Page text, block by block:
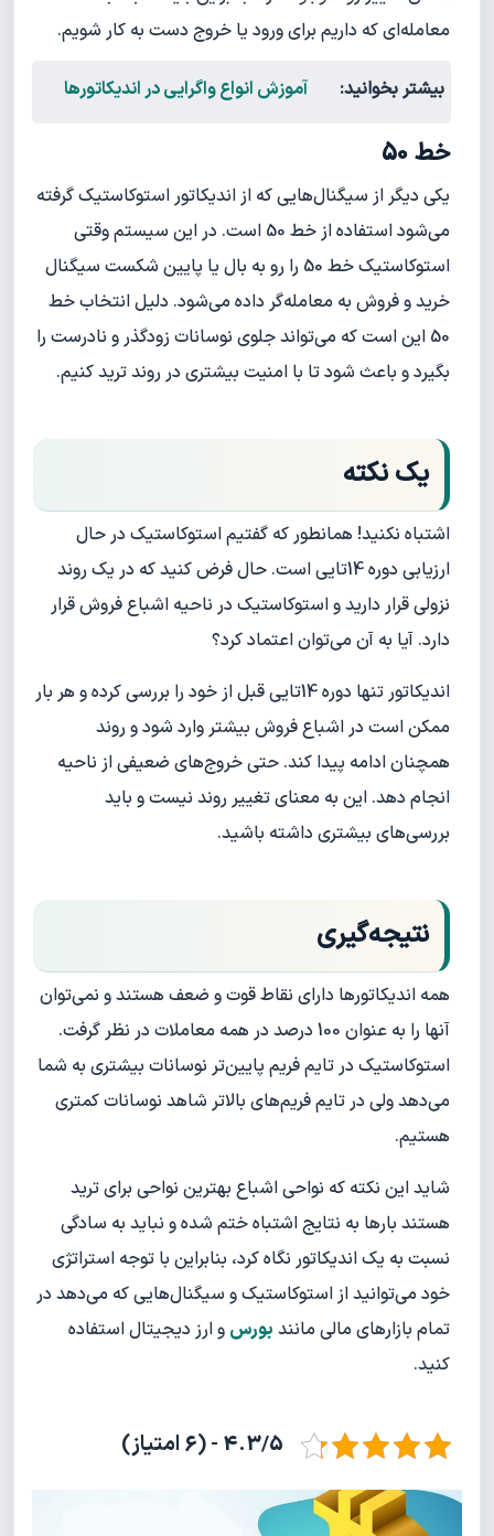
معامله‌ای که داریم برای ورود یا خروج دست به کار شویم.
بیشتر بخوانید: آموزش انواع واگرایی در اندیکاتورها
خط 50
یکی دیگر از سیگنال‌هایی که از اندیکاتور استوکاستیک گرفته
می‌شود استفاده از خط 50 است. در این سیستم وقتی
استوکاستیک خط 50 را رو به بال یا پایین شکست سیگنال
خرید و فروش به معامله‌گر داده می‌شود. دلیل انتخاب خط
50 این است که می‌تواند جلوی نوسانات زودگذر و نادرست را
بگیرد و باعث شود تا با امنیت بیشتری در روند ترید کنیم.
یک نکته
اشتباه نکنید! همانطور که گفتیم استوکاستیک در حال
ارزیابی دوره 14تایی است. حال فرض کنید که در یک روند
نزولی قرار دارید و استوکاستیک در ناحیه اشباع فروش قرار
دارد. آیا به آن می‌توان اعتماد کرد؟
اندیکاتور تنها دوره 14تایی قبل از خود را بررسی کرده و هر بار
ممکن است در اشباع فروش بیشتر وارد شود و روند
همچنان ادامه پیدا کند. حتی خروج‌های ضعیفی از ناحیه
انجام دهد. این به معنای تغییر روند نیست و باید
بررسی‌های بیشتری داشته باشید.
نتیجه‌گیری
همه اندیکاتورها دارای نقاط قوت و ضعف هستند و نمی‌توان
آنها را به عنوان 100 درصد در همه معاملات در نظر گرفت.
استوکاستیک در تایم فریم پایین‌تر نوسانات بیشتری به شما
می‌دهد ولی در تایم فریم‌های بالاتر شاهد نوسانات کمتری
هستیم.
شاید این نکته که نواحی اشباع بهترین نواحی برای ترید
هستند بارها به نتایج اشتباه ختم شده و نباید به سادگی
نسبت به یک اندیکاتور نگاه کرد، بنابراین با توجه استراتژی
خود می‌توانید از استوکاستیک و سیگنال‌هایی که می‌دهد در
تمام بازارهای مالی مانند بورس و ارز دیجیتال استفاده
کنید.
4.3/5 - (6 امتیاز)